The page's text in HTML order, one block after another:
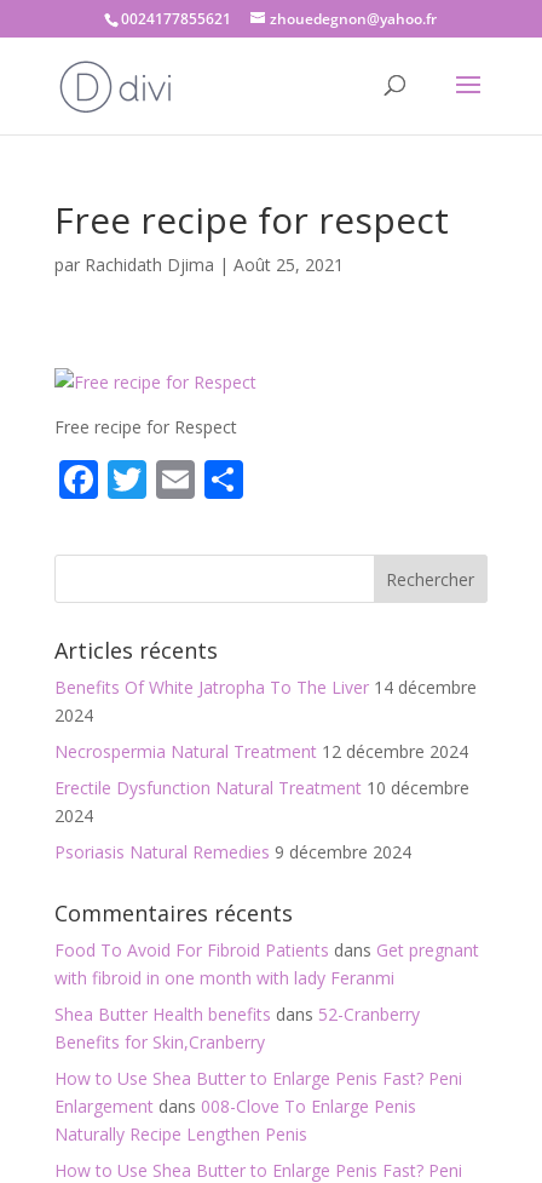
0024177855621 zhouedegnon@yahoo.fr
Free recipe for respect
par Rachidath Djima | Août 25, 2021
Free recipe for Respect
F
e
b
o
o
k
T
itt
er
E
ai
l
P
ta
g
Articles récents
Benefits Of White Jatropha To The Liver 14 décembre
2024
Necrospermia Natural Treatment 12 décembre 2024
Erectile Dysfunction Natural Treatment 10 décembre
2024
Psoriasis Natural Remedies 9 décembre 2024
Commentaires récents
Food To Avoid For Fibroid Patients dans Get pregnant
with fibroid in one month with lady Feranmi
Shea Butter Health benefits dans 52-Cranberry
Benefits for Skin,Cranberry
How to Use Shea Butter to Enlarge Penis Fast? Peni
Enlargementdans 008-Clove To Enlarge Penis
Naturally Recipe Lengthen Penis
How to Use Shea Butter to Enlarge Penis Fast? Peni